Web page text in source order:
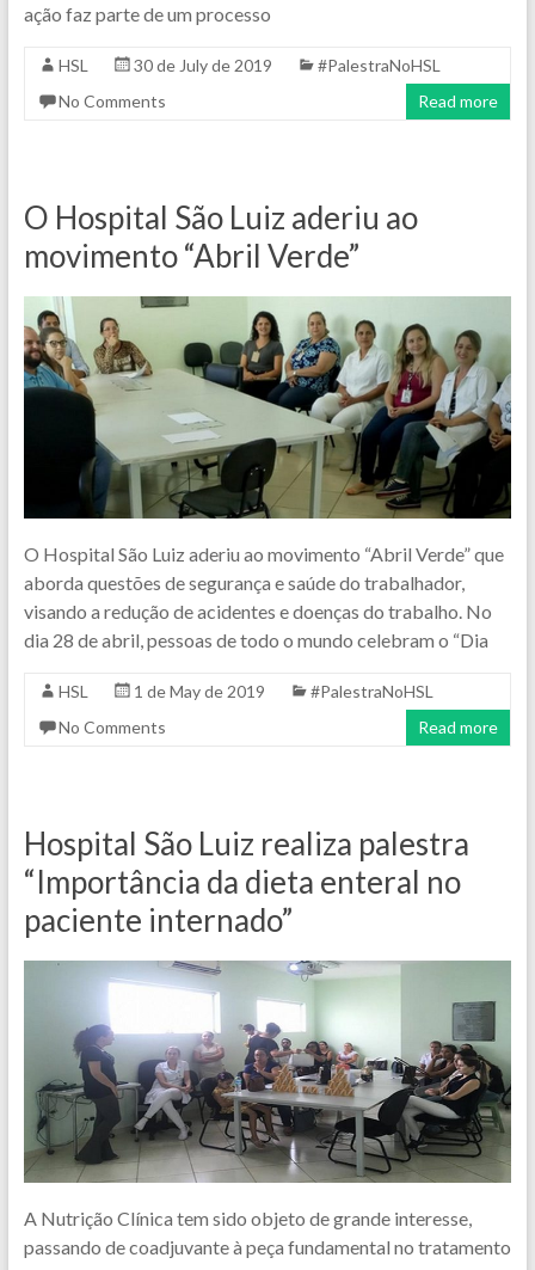
ação faz parte de um processo
HSL 30 de July de 2019
#PalestraNoHSL
No Comments
Read more
O Hospital São Luiz aderiu ao
movimento “Abril Verde”
O Hospital São Luiz aderiu ao movimento “Abril Verde” que
aborda questões de segurança e saúde do trabalhador,
visando a redução de acidentes e doenças do trabalho. No
dia 28 de abril, pessoas de todo o mundo celebram o “Dia
HSL 1 de May de 2019
#PalestraNoHSL
No Comments
Read more
Hospital São Luiz realiza palestra
“Importância da dieta enteral no
paciente internado”
A Nutrição Clínica tem sido objeto de grande interesse,
passando de coadjuvante à peça fundamental no tratamento